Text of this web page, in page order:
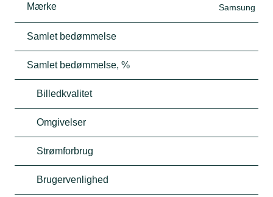
Mærke Samsung
Samlet bedømmelse
Samlet bedømmelse, %
Billedkvalitet
Omgivelser
Strømforbrug
Brugervenlighed